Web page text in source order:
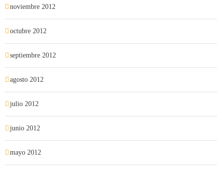
noviembre 2012
octubre 2012
septiembre 2012
agosto 2012
julio 2012
junio 2012
mayo 2012